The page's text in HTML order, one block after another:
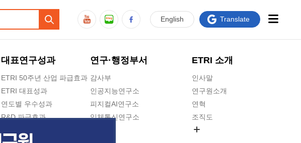
대표연구성과
ETRI 50주년 산업 파급효과
ETRI 대표성과
연도별 우수성과
R&D 파급효과
지식공유플랫폼
연구·행정부서
감사부
인공지능연구소
피지컬AI연구소
입체통신연구소
ETRI 소개
인사말
연구원소개
연혁
조직도
English Translate